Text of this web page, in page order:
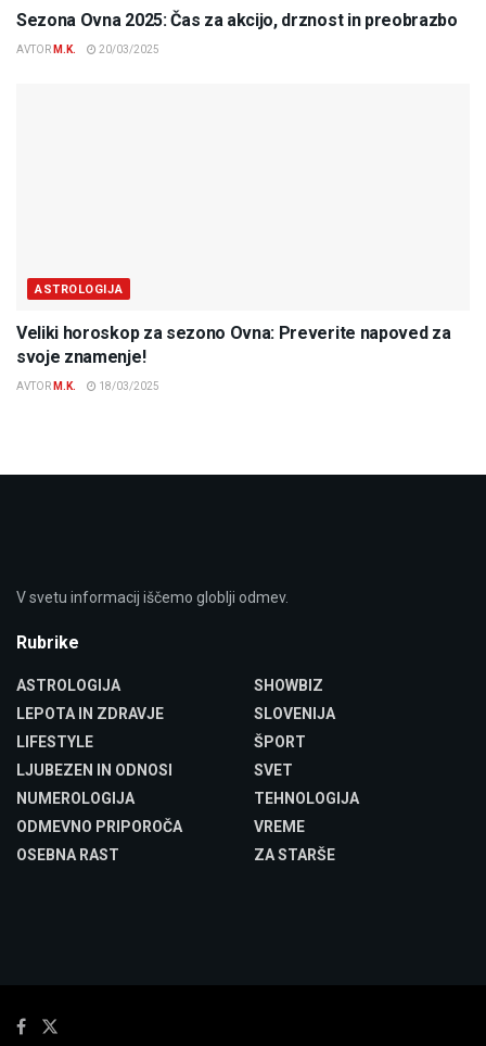
Sezona Ovna 2025: Čas za akcijo, drznost in preobrazbo
AVTOR M.K. 20/03/2025
ASTROLOGIJA
Veliki horoskop za sezono Ovna: Preverite napoved za
svoje znamenje!
AVTOR M.K. 18/03/2025
V svetu informacij iščemo globlji odmev.
Rubrike
ASTROLOGIJA
LEPOTA IN ZDRAVJE
LIFESTYLE
LJUBEZEN IN ODNOSI
NUMEROLOGIJA
ODMEVNO PRIPOROČA
OSEBNA RAST
SHOWBIZ
SLOVENIJA
ŠPORT
SVET
TEHNOLOGIJA
VREME
ZA STARŠE